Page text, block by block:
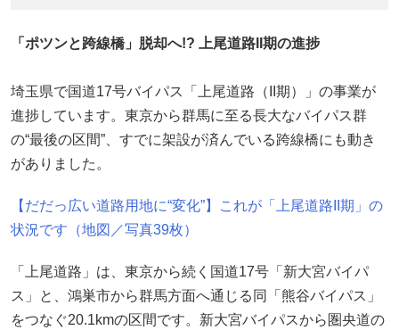
「ポツンと跨線橋」脱却へ!? 上尾道路II期の進捗
埼玉県で国道17号バイパス「上尾道路（II期）」の事業が
進捗しています。東京から群馬に至る長大なバイパス群
の“最後の区間”、すでに架設が済んでいる跨線橋にも動き
がありました。
【だだっ広い道路用地に“変化”】これが「上尾道路II期」の
状況です（地図／写真39枚）
「上尾道路」は、東京から続く国道17号「新大宮バイパ
ス」と、鴻巣市から群馬方面へ通じる同「熊谷バイパス」
をつなぐ20.1kmの区間です。新大宮バイパスから圏央道の